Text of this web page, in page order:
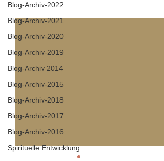
Blog-Archiv-2022
Blog-Archiv-2021
Blog-Archiv-2020
Blog-Archiv-2019
Blog-Archiv 2014
Blog-Archiv-2015
Blog-Archiv-2018
Blog-Archiv-2017
Blog-Archiv-2016
Spirituelle Entwicklung
Aktuelle Beiträge